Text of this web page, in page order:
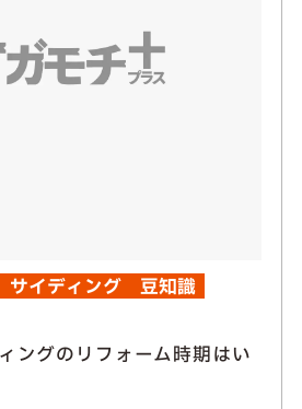
サイディング 豆知識
ングのリフォーム時期はい